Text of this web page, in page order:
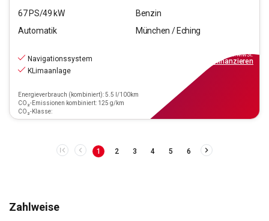
67PS/49 kW
Benzin
Automatik
München / Eching
Navigationssystem
KLimaanlage
Energieverbrauch (kombiniert): 5.5 l/100km
CO₂-Emissionen kombiniert: 125 g/km
CO₂-Klasse:
inkl.MwSt.
finanzieren
1 2 3 4 5 6
Zahlweise